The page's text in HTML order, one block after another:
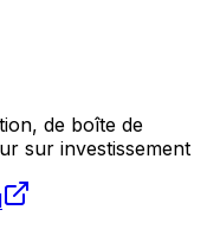
de boîte de
sur investissement